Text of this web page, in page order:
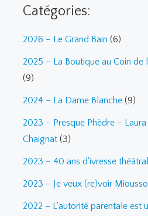
Catégories:
2026 – Le Grand Bain (6)
2025 – La Boutique au Coin de
(9)
2024 – La Dame Blanche(9)
2023 – Presque Phèdre – Laura
Chaignat(3)
2023 – 40 ans d'ivresse
2023 – Je veux (re)voir
2022 – L'autorité parentale est